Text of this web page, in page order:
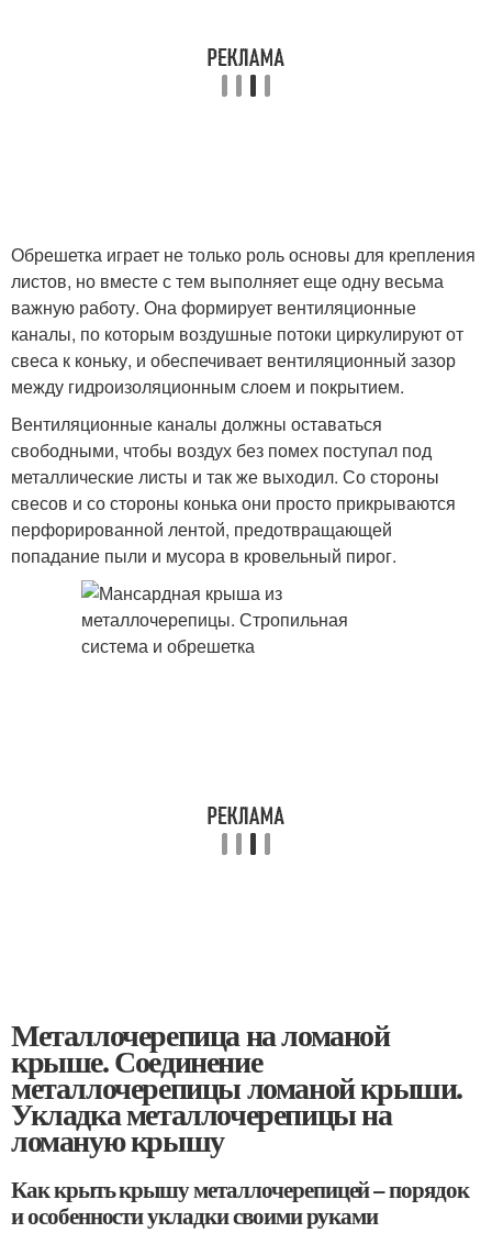
Обрешетка играет не только роль основы для крепления
листов, но вместе с тем выполняет еще одну весьма
важную работу. Она формирует вентиляционные
каналы, по которым воздушные потоки циркулируют от
свеса к коньку, и обеспечивает вентиляционный зазор
между гидроизоляционным слоем и покрытием.
Вентиляционные каналы должны оставаться
свободными, чтобы воздух без помех поступал под
металлические листы и так же выходил. Со стороны
свесов и со стороны конька они просто прикрываются
перфорированной лентой, предотвращающей
попадание пыли и мусора в кровельный пирог.
Металлочерепица на ломаной
крыше. Соединение
металлочерепицы ломаной крыши.
Укладка металлочерепицы на
ломаную крышу
Как крыть крышу металлочерепицей – порядок
и особенности укладки своими руками